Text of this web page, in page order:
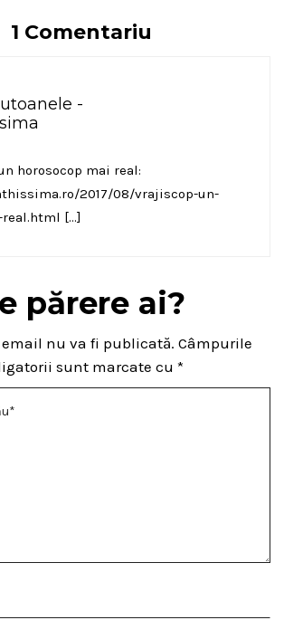
1 Comentariu
-
horosocop mai real:
2017/08/vrajiscop-un-
real.html […]
părere ai?
email nu va fi publicată. Câmpurile
sunt marcate cu *